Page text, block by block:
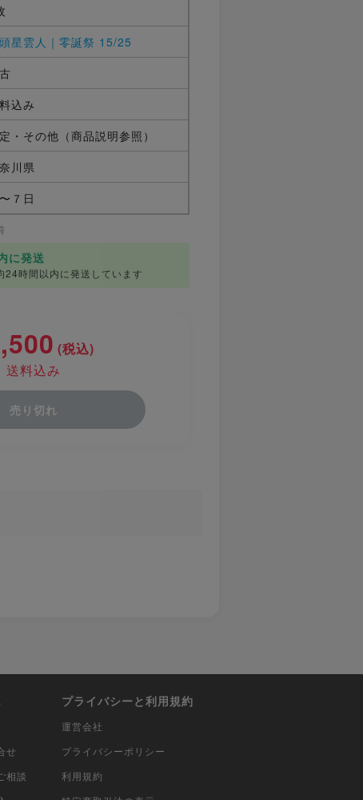
星雲人｜零誕祭 15/25
込み
・その他（商品説明参照）
川県
７日
に発送
24時間以内に発送しています
(税込)
送料込み
売り切れ
せ
相談
プライバシーと利用規約
運営会社
プライバシーポリシー
利用規約